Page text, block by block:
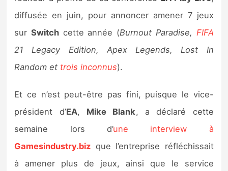
Bons plans
Guides
diffusée en juin, pour annoncer amener 7 jeux
sur Switchcette année (Burnout Paradise, FIFA
21 Legacy Edition, Apex Legends, Lost In
Random et trois inconnus).
Et ce n’est peut-être pas fini, puisque le vice-
président d’EA, Mike Blank, a déclaré cette
semaine lors d’une interview à
Gamesindustry.biz que l’entreprise réfléchissait
à amener plus de jeux, ainsi que le service